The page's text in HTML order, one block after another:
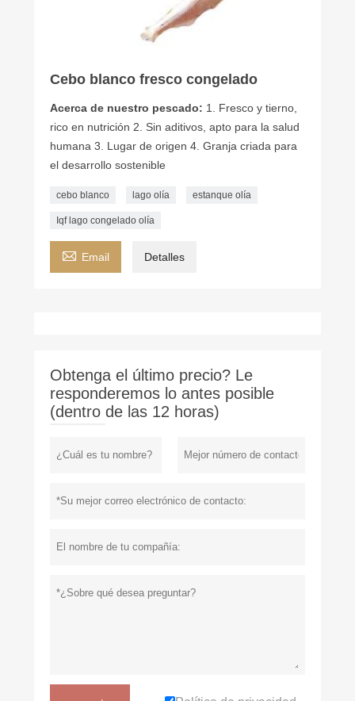
Cebo blanco fresco congelado
Acerca de nuestro pescado: 1. Fresco y tierno,
rico en nutrición 2. Sin aditivos, apto para la salud
humana 3. Lugar de origen 4. Granja criada para
el desarrollo sostenible
cebo blanco lago olía estanque olía
Iqf lago congelado olía
 Email Detalles
Obtenga el último precio? Le
responderemos lo antes posible
(dentro de las 12 horas)